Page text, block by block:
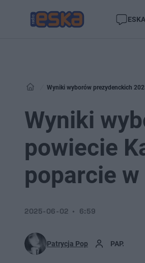
Wyniki wyborów prezydenckich
Wyniki
powiecie
poparcie
Patrycja Pop PAP.
2025-06-02 6:59